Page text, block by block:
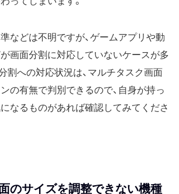
などは不明ですが、ゲームアプリや動
画面分割に対応していないケースが多
割への対応状況は、マルチタスク画面
の有無で判別できるので、自身が持っ
なるものがあれば確認してみてくださ
のサイズを調整できない機種